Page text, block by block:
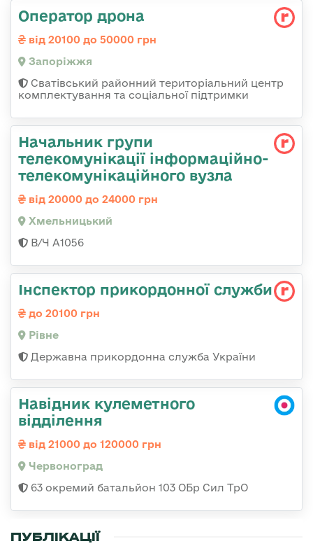
Оператор дрона
від 20100 до 50000 грн
Запоріжжя
Сватівський районний територіальний центр
комплектування та соціальної підтримки
Начальник групи
телекомунікації інформаційно-
телекомунікаційного вузла
від 20000 до 24000 грн
Хмельницький
В/Ч А1056
Інспектор прикордонної служби
до 20100 грн
Рівне
Державна прикордонна служба України
Навідник кулеметного
відділення
від 21000 до 120000 грн
Червоноград
63 окремий батальйон 103 ОБр Сил ТрО
ПУБЛІКАЦІЇ